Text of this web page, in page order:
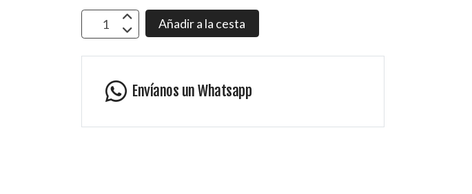
Añadir a la cesta
Envíanos un Whatsapp